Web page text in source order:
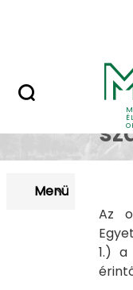
Archív
Menü
Az
1.) a